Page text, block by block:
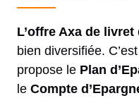
L’offre Axa de livret
bien diversifiée.
propose le P lan
le Compte